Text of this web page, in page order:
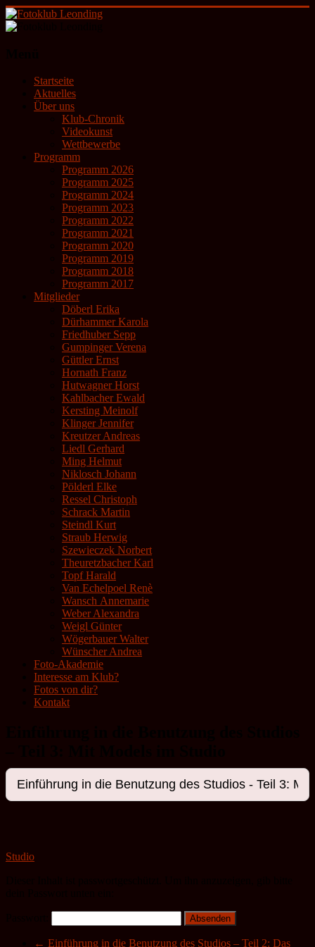
Zum
Inhalt
künstlerische
Fotografie
Startseite
Aktuelles
Über uns
Klub-Chronik
Videokunst
Wettbewerbe
Programm
Programm 2026
Programm 2025
Programm 2024
Programm 2023
Programm 2022
Programm 2021
Programm 2020
Programm 2019
Programm 2018
Programm 2017
Mitglieder
Döberl Erika
Dürhammer Karola
Friedhuber Sepp
Gumpinger Verena
Güttler Ernst
Hornath Franz
Hutwagner Horst
Kahlbacher Ewald
Kersting Meinolf
Klinger Jennifer
Kreutzer Andreas
Liedl Gerhard
Ming Helmut
Niklosch Johann
Pölderl Elke
Ressel Christoph
Schrack Martin
Steindl Kurt
Straub Herwig
Szewieczek Norbert
Theuretzbacher Karl
Topf Harald
Van Echelpoel Renè
Wansch Annemarie
Weber Alexandra
Weigl Günter
Wögerbauer Walter
Wünscher Andrea
Foto-Akademie
Interesse am Klub?
Fotos von dir?
Kontakt
Studio
← Einführung in die Benutzung des Studios – Teil 2: Das